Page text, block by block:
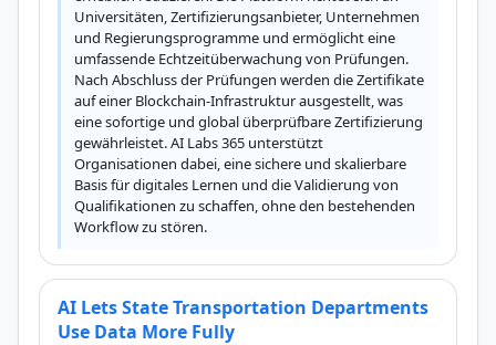
Universitäten, Zertifizierungsanbieter, Unternehmen
und Regierungsprogramme und ermöglicht eine
umfassende Echtzeitüberwachung von Prüfungen.
Nach Abschluss der Prüfungen werden die Zertifikate
auf einer Blockchain-Infrastruktur ausgestellt, was
eine sofortige und global überprüfbare Zertifizierung
gewährleistet. AI Labs 365 unterstützt
Organisationen dabei, eine sichere und skalierbare
Basis für digitales Lernen und die Validierung von
Qualifikationen zu schaffen, ohne den bestehenden
Workflow zu stören.
AI Lets State Transportation Departments
Use Data More Fully